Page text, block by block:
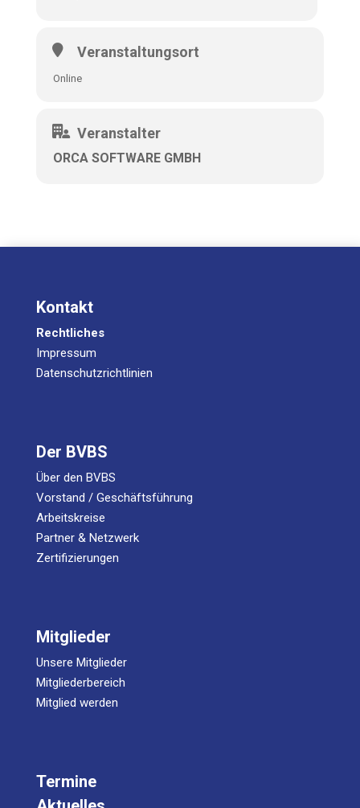
Dienstag, 21.04.2026
Zeit:
Referenten:
Brigitter Förster
Christian Pacher
Veranstaltungsort
Online
Veranstalter
ORCA SOFTWARE GMBH
Kontakt
Rechtliches
Impressum
Datenschutzrichtlinien
Der BVBS
Über den BVBS
Vorstand / Geschäftsführung
Arbeitskreise
Partner & Netzwerk
Zertifizierungen
Mitglieder
Unsere Mitglieder
Mitgliederbereich
Mitglied werden
Termine